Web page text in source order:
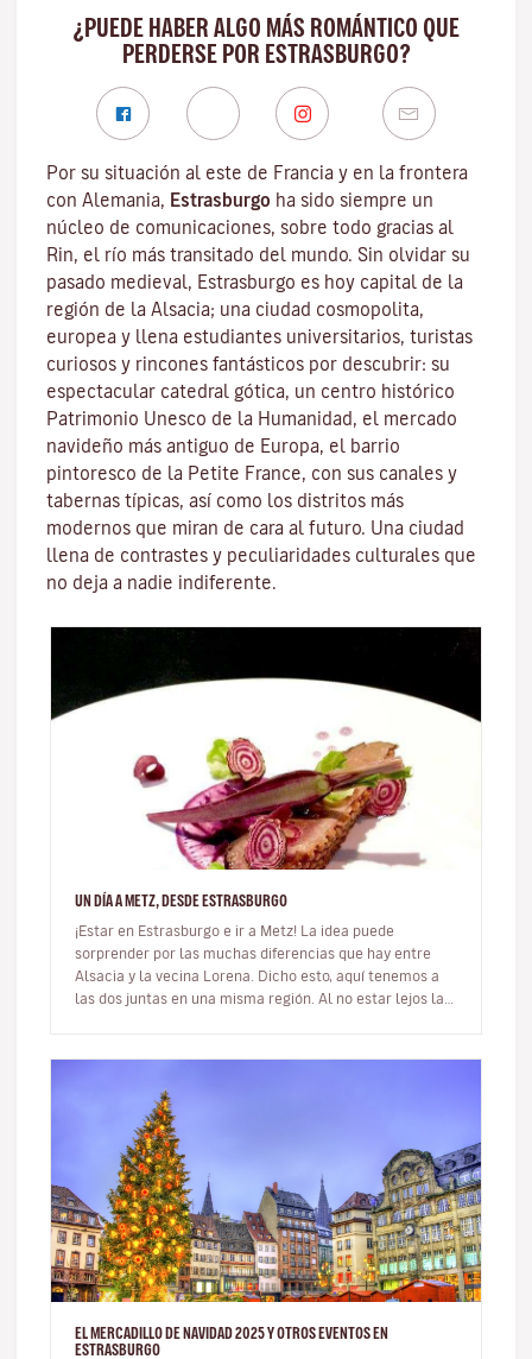
¿PUEDE HABER ALGO MÁS ROMÁNTICO QUE
PERDERSE POR ESTRASBURGO?
Por su situación al este de Francia y en la frontera
con Alemania, Estrasburgo ha sido siempre un
núcleo de comunicaciones, sobre todo gracias al
Rin, el río más transitado del mundo. Sin olvidar su
pasado medieval, Estrasburgo es hoy capital de la
región de la Alsacia; una ciudad cosmopolita,
europea y llena estudiantes universitarios, turistas
curiosos y rincones fantásticos por descubrir: su
espectacular catedral gótica, un centro histórico
Patrimonio Unesco de la Humanidad, el mercado
navideño más antiguo de Europa, el barrio
pintoresco de la Petite France, con sus canales y
tabernas típicas, así como los distritos más
modernos que miran de cara al futuro. Una ciudad
llena de contrastes y peculiaridades culturales que
no deja a nadie indiferente.
UN DÍA A METZ, DESDE ESTRASBURGO
¡Estar en Estrasburgo e ir a Metz! La idea puede
sorprender por las muchas diferencias que hay entre
Alsacia y la vecina Lorena. Dicho esto, aquí tenemos a
las dos juntas en una misma región. Al no estar lejos la
EL MERCADILLO DE NAVIDAD 2025 Y OTROS EVENTOS EN
ESTRASBURGO